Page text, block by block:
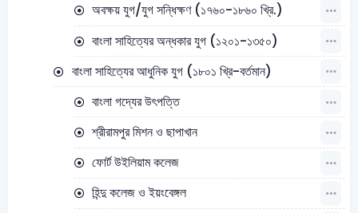
অবক্ষয় যুগ/যুগ সন্ধিক্ষণ (১৭৬০-১৮৬০ খ্রি.)
বাংলা সাহিত্যের অন্ধকার যুগ (১২০১-১৩৫০)
বাংলা সাহিত্যের আধুনিক যুগ (১৮০১ খ্রি-বর্তমান)
বাংলা গদ্যের উৎপত্তি
শ্রীরামপুর মিশন ও ছাপাখান
ফোর্ট উইলিয়াম কলেজ
হিন্দু কলেজ ও ইয়ংবেঙ্গল